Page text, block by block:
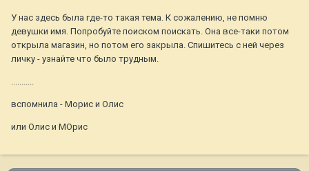
У нас здесь была где-то такая тема. К сожалению, не помню
девушки имя. Попробуйте поиском поискать. Она все-таки потом
открыла магазин, но потом его закрыла. Спишитесь с ней через
личку - узнайте что было трудным.
...........
вспомнила - Морис и Олис
или Олис и МОрис